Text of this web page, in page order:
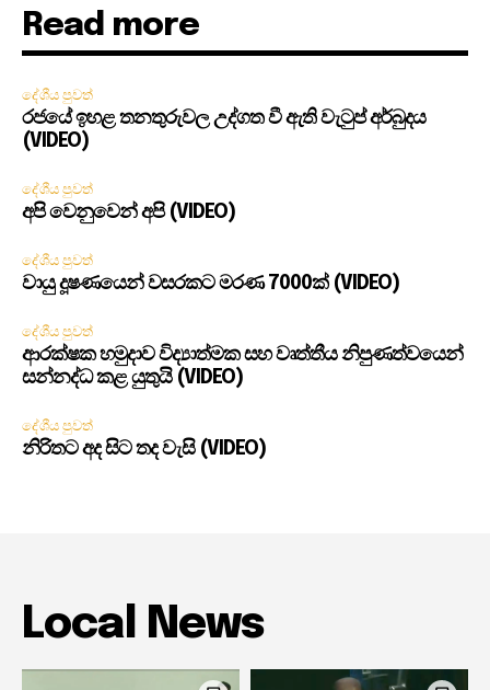
Read more
දේශීය පුවත්
රජයේ ඉහළ තනතුරුවල උද්ගත වී ඇති වැටුප් අර්බුදය
(VIDEO)
දේශීය පුවත්
අපි වෙනුවෙන් අපි (VIDEO)
දේශීය පුවත්
වායු දූෂණයෙන් වසරකට මරණ 7000ක් (VIDEO)
දේශීය පුවත්
ආරක්ෂක හමුදාව විද්‍යාත්මක සහ වෘත්තීය නිපුණත්වයෙන්
සන්නද්ධ කළ යුතුයි (VIDEO)
දේශීය පුවත්
නිරිතට අද සිට තද වැසි (VIDEO)
Local News